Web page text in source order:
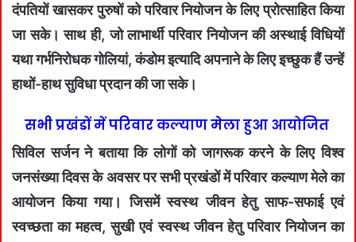
दंपतियों खासकर पुरुषों को परिवार नियोजन के लिए प्रोत्साहित किया
जा सके। साथ ही, जो लाभार्थी परिवार नियोजन की अस्थाई विधियों
यथा गर्भनिरोधक गोलियां, कंडोम इत्यादि अपनाने के लिए इच्छुक हैं उन्हें
हाथों-हाथ सुविधा प्रदान की जा सके।
सभी प्रखंडों में परिवार कल्याण मेला हुआ आयोजित
सिविल सर्जन ने बताया कि लोगों को जागरूक करने के लिए विश्व
जनसंख्या दिवस के अवसर पर सभी प्रखंडों में परिवार कल्याण मेले का
आयोजन किया गया। जिसमें स्वस्थ जीवन हेतु साफ-सफाई एवं
स्वच्छता का महत्व, सुखी एवं स्वस्थ जीवन हेतु परिवार नियोजन का